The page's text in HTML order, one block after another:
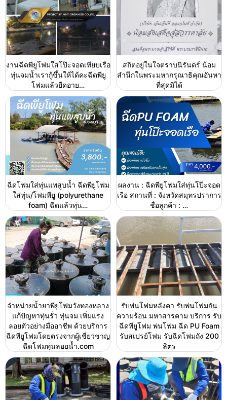
งานฉีดพียูโฟมใส่โป๊ะจอดเทียบเรือ
ทุ่นจมน้ำเรากู้ขึ้นให้ได้คะฉีดพียู
โฟมแล้วยืดอาย…
สถิตอยู่ในใจตราบนิรันดร์ น้อม
สำนึกในพระมหากรุณาธิคุณอันหา
ที่สุดมิได้
ฉีดโฟมใส่ทุ่นแพสูบน้ำ ฉีดพียูโฟม
ใส่ทุ่น/โฟมพียู (polyurethane
foam) ฉีดแล้วทุ่น…
ผลงาน : ฉีดพียูโฟมใส่ทุ่นโป๊ะจอด
เรือ สถานที่ : จังหวัดสมุทรปราการ
ชื่อลูกค้า : …
จำหน่ายน้ำยาพียูโฟมวังทองหลาง
แก้ปัญหาทุ่นรั่ว ทุ่นจม เพิ่มแรง
ลอยตัวอย่างมืออาชีพ ด้วยบริการ
ฉีดพียูโฟมโดยตรงจากผู้เชี่ยวชาญ
ฉีดโฟมทุ่นลอยน้ำ.com
รับพ่นโฟมหลังคา รับพ่นโฟมกัน
ความร้อน มหาสารคาม บริการ รับ
ฉีดพียูโฟม พ่นโฟม ฉีด PU Foam
รับสเปรย์โฟม รับฉีดโฟมถัง 200
ลิตร